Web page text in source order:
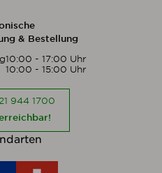
& Bestellung
10:00 - 17:00 Uhr
10:00 - 15:00 Uhr
944 1700